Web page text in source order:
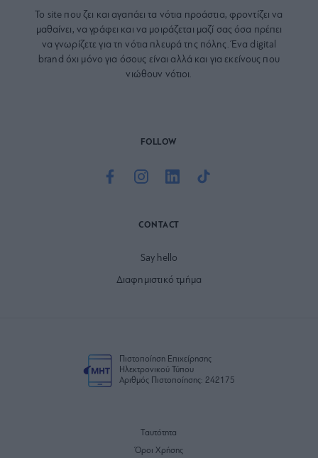
Το site που ζει και αγαπάει τα νότια προάστια, φροντίζει να
μαθαίνει, να γράφει και να μοιράζεται μαζί σας όσα πρέπει
να γνωρίζετε για τη νότια πλευρά της πόλης. Ένα digital
brand όχι μόνο για όσους είναι αλλά και για εκείνους που
νιώθουν νότιοι.
FOLLOW
CONTACT
Say hello
Διαφημιστικό τμήμα
Πιστοποίηση Επιχείρησης
Ηλεκτρονικού Τύπου
Αριθμός Πιστοποίησης: 242175
Ταυτότητα
Όροι Χρήσης